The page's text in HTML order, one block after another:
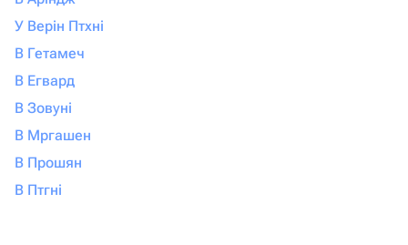
У Верін Птхні
В Гетамеч
В Егвард
В Зовуні
В Мргашен
В Прошян
В Птгні